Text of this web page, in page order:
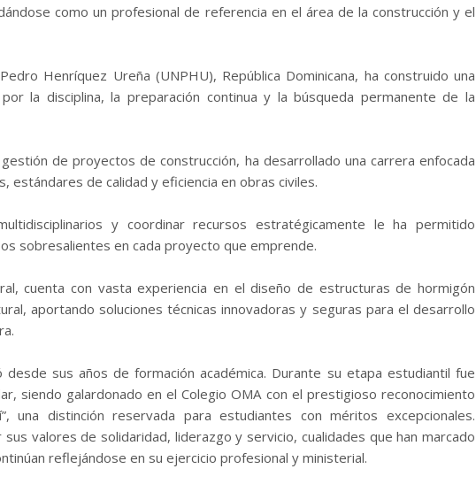
como un profesional de referencia en el área de la construcción y el
Henríquez Ureña (UNPHU), República Dominicana, ha construido una
la disciplina, la preparación continua y la búsqueda permanente de la
de proyectos de construcción, ha desarrollado una carrera enfocada
estándares de calidad y eficiencia en obras civiles.
y coordinar recursos estratégicamente le ha permitido
sobresalientes en cada proyecto que emprende.
cuenta con vasta experiencia en el diseño de estructuras de hormigón
aportando soluciones técnicas innovadoras y seguras para el desarrollo
sus años de formación académica. Durante su etapa estudiantil fue
siendo galardonado en el Colegio OMA con el prestigioso reconocimiento
una distinción reservada para estudiantes con méritos excepcionales.
valores de solidaridad, liderazgo y servicio, cualidades que han marcado
reflejándose en su ejercicio profesional y ministerial.